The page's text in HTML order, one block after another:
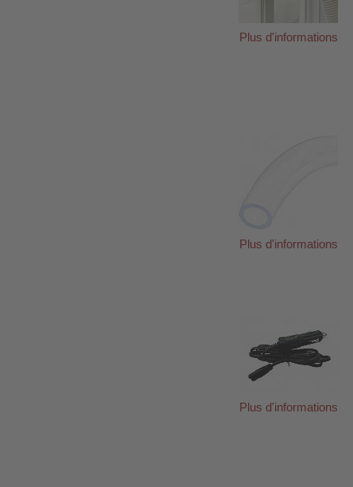
Plus d'informations
Plus d'informations
Plus d'informations